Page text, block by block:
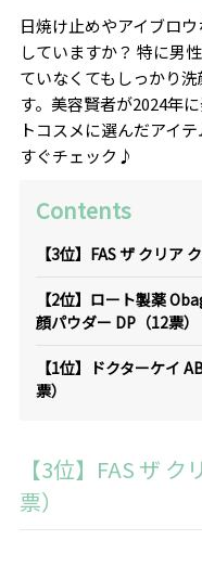
日焼け止めやアイブロ
していますか？ 特に男
ていなくてもしっかり
す。美容賢者が2024年
トコスメに選んだアイ
すぐチェック♪
Contents
【3位】FAS ザ クリア
【2位】ロート製薬
顔パウダー DP（12票）
【1位】ドクターケイ
票）
【3位】FAS ザ
票）